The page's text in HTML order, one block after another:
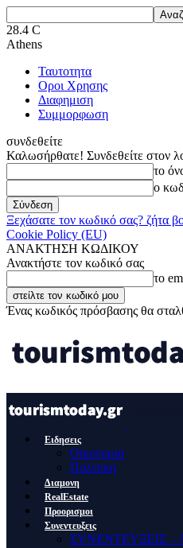
28.4 C
Athens
Ταυτοτητα
Οροι Χρησης
Διαφημιση
Συμμορφωση
συνδεθείτε
Καλωσήρθατε! Συνδεθείτε στον
το
ο
Ξεχάσατε τον κωδικό σας? ζήτα
Cookie Policy (EU)
ΑΝΑΚΤΗΣΗ ΚΩΔΙΚΟΥ
Ανακτήστε τον κωδικό σας
το
Ένας κωδικός πρόσβασης θα
Ειδησεις
Οικονομια
Πολιτικη
Διαμονη
RealEstate
Προορισμοι
Συνεντευξεις
ΣΥΝΕΝΤΕΥΞΕΙΣ –